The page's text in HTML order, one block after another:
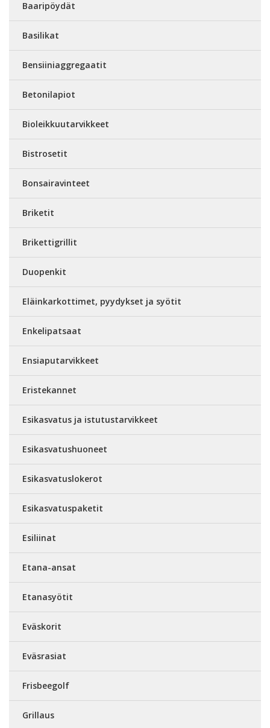
Baaripöydät
Basilikat
Bensiiniaggregaatit
Betonilapiot
Bioleikkuutarvikkeet
Bistrosetit
Bonsairavinteet
Briketit
Brikettigrillit
Duopenkit
Eläinkarkottimet, pyydykset ja syötit
Enkelipatsaat
Ensiaputarvikkeet
Eristekannet
Esikasvatus ja istutustarvikkeet
Esikasvatushuoneet
Esikasvatuslokerot
Esikasvatuspaketit
Esiliinat
Etana-ansat
Etanasyötit
Eväskorit
Eväsrasiat
Frisbeegolf
Grillaus